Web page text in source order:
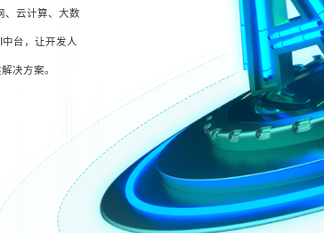
、云计算、大数
台，让开发人
决方案。